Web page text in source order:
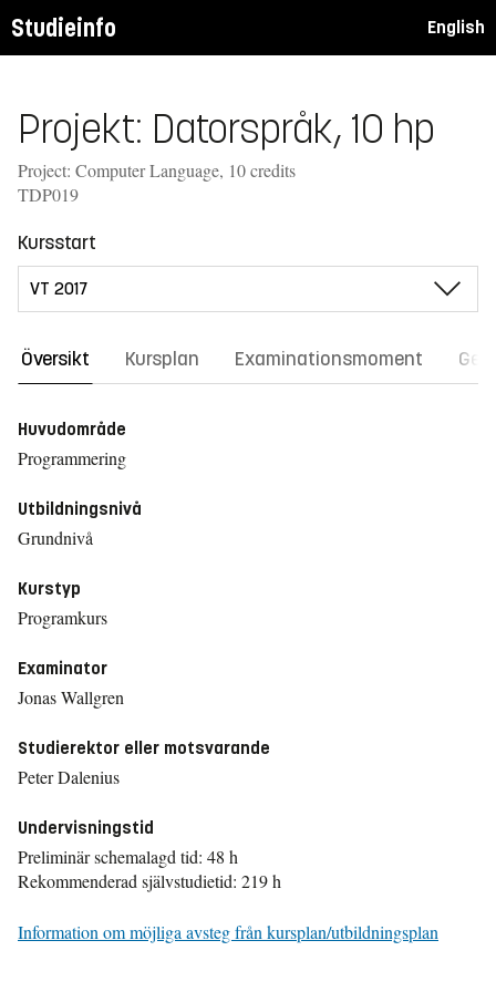
Studieinfo English
Projekt: Datorspråk, 10 hp
Project: Computer Language, 10 credits
TDP019
Kursstart
Översikt Kursplan Examinationsmoment
Huvudområde
Programmering
Utbildningsnivå
Grundnivå
Kurstyp
Programkurs
Examinator
Jonas Wallgren
Studierektor eller motsvarande
Peter Dalenius
Undervisningstid
Preliminär schemalagd tid: 48 h
Rekommenderad självstudietid: 219 h
Information om möjliga avsteg från kursplan/utbildningsplan